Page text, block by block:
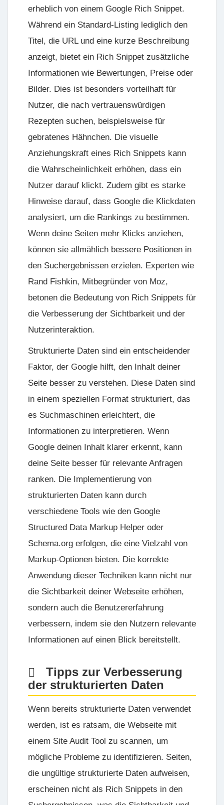
erheblich von einem Google Rich Snippet.
Während ein Standard-Listing lediglich den
Titel, die URL und eine kurze Beschreibung
anzeigt, bietet ein Rich Snippet zusätzliche
Informationen wie Bewertungen, Preise oder
Bilder. Dies ist besonders vorteilhaft für
Nutzer, die nach vertrauenswürdigen
Rezepten suchen, beispielsweise für
gebratenes Hähnchen. Die visuelle
Anziehungskraft eines Rich Snippets kann
die Wahrscheinlichkeit erhöhen, dass ein
Nutzer darauf klickt. Zudem gibt es starke
Hinweise darauf, dass Google die Klickdaten
analysiert, um die Rankings zu bestimmen.
Wenn deine Seiten mehr Klicks anziehen,
können sie allmählich bessere Positionen in
den Suchergebnissen erzielen. Experten wie
Rand Fishkin, Mitbegründer von Moz,
betonen die Bedeutung von Rich Snippets für
die Verbesserung der Sichtbarkeit und der
Nutzerinteraktion.
Strukturierte Daten sind ein entscheidender
Faktor, der Google hilft, den Inhalt deiner
Seite besser zu verstehen. Diese Daten sind
in einem speziellen Format strukturiert, das
es Suchmaschinen erleichtert, die
Informationen zu interpretieren. Wenn
Google deinen Inhalt klarer erkennt, kann
deine Seite besser für relevante Anfragen
ranken. Die Implementierung von
strukturierten Daten kann durch
verschiedene Tools wie den Google
Structured Data Markup Helper oder
Schema.org erfolgen, die eine Vielzahl von
Markup-Optionen bieten. Die korrekte
Anwendung dieser Techniken kann nicht nur
die Sichtbarkeit deiner Webseite erhöhen,
sondern auch die Benutzererfahrung
verbessern, indem sie den Nutzern relevante
Informationen auf einen Blick bereitstellt.
Tipps zur Verbesserung
der strukturierten Daten
Wenn bereits strukturierte Daten verwendet
werden, ist es ratsam, die Webseite mit
einem Site Audit Tool zu scannen, um
mögliche Probleme zu identifizieren. Seiten,
die ungültige strukturierte Daten aufweisen,
erscheinen nicht als Rich Snippets in den